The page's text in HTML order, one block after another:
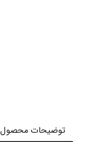
توضیحات محصول